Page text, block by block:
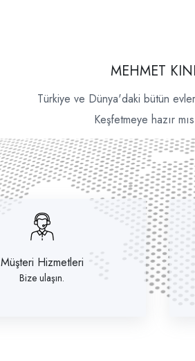
MEHMET
Türkiye ve Dünya'daki bütün
Keşfetmeye hazır
Müşteri Hizmetleri
Bize ulaşın.